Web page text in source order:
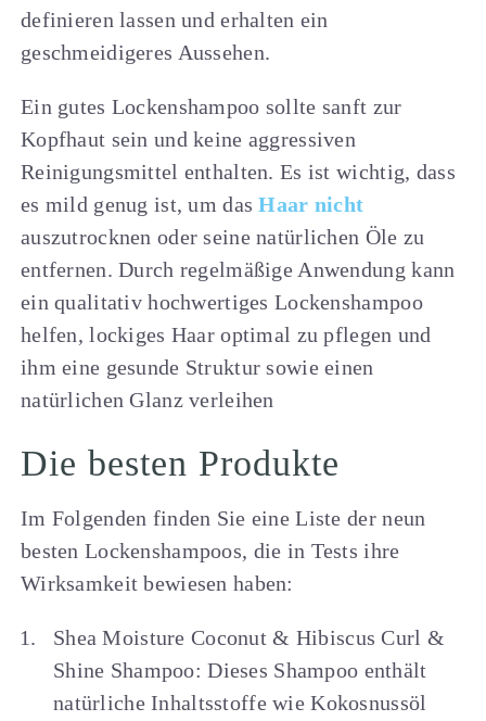
definieren lassen und erhalten ein
geschmeidigeres Aussehen.
Ein gutes Lockenshampoo sollte sanft zur
Kopfhaut sein und keine aggressiven
Reinigungsmittel enthalten. Es ist wichtig, dass
es mild genug ist, um dasHaar nicht
auszutrocknen oder seine natürlichen Öle zu
entfernen. Durch regelmäßige Anwendung kann
ein qualitativ hochwertiges Lockenshampoo
helfen, lockiges Haar optimal zu pflegen und
ihm eine gesunde Struktur sowie einen
natürlichen Glanz verleihen
Die besten Produkte
Im Folgenden finden Sie eine Liste der neun
besten Lockenshampoos, die in Tests ihre
Wirksamkeit bewiesen haben:
Shea Moisture Coconut & Hibiscus Curl &
Shine Shampoo: Dieses Shampoo enthält
natürliche Inhaltsstoffe wie Kokosnussöl